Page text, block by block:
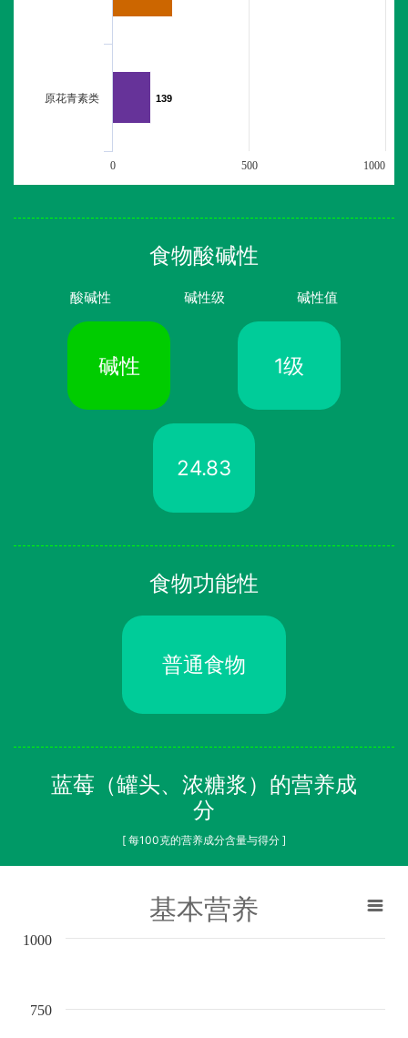
139
139
原花青素类
0 500 1000
食物酸碱性
酸碱性 碱性级 碱性值
碱性 1级
24.83
食物功能性
普通食物
蓝莓（罐头、浓糖浆）的营养成
分
[ 每100克的营养成分含量与得分 ]
基本营养
750
1000